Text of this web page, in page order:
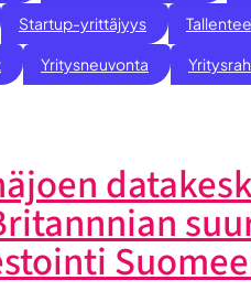
Startup-yrittäjyys
Yritysneuvonta